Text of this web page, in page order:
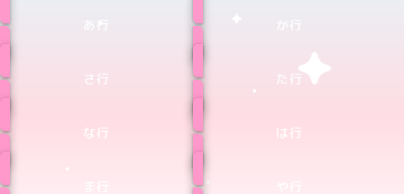
さ行 た行
な行 は行